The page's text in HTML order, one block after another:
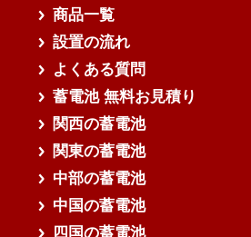
商品一覧
設置の流れ
よくある質問
蓄電池 無料お見積り
関西の蓄電池
関東の蓄電池
中部の蓄電池
中国の蓄電池
四国の蓄電池